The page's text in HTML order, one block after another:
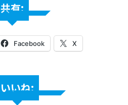
共有:
Facebook X
いいね: